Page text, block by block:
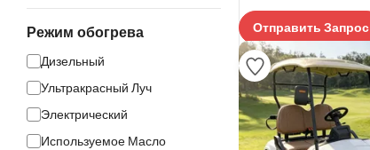
Режим обогрева
Дизельный
Ультракрасный Луч
Электрический
Используемое Масло
Отправить Запрос